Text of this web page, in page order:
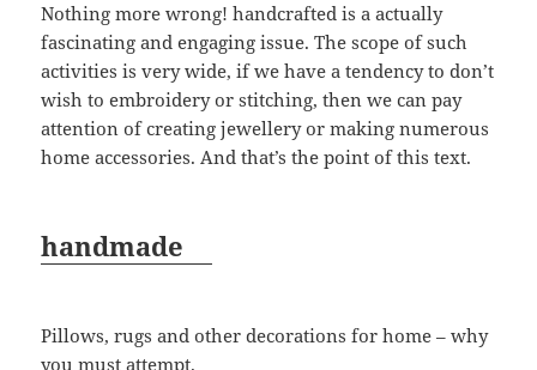
Nothing more wrong! handcrafted is a actually
fascinating and engaging issue. The scope of such
activities is very wide, if we have a tendency to don’t
wish to embroidery or stitching, then we can pay
attention of creating jewellery or making numerous
home accessories. And that’s the point of this text.
handmade
Pillows, rugs and other decorations for home – why
you must attempt.